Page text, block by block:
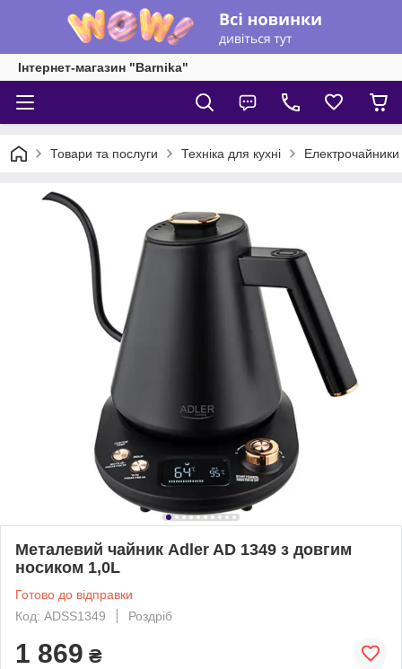
Інтернет-магазин "Barnika"
Товари та послуги Техніка для кухні
Металевий чайник Adler AD 1349 з довгим
носиком 1,0L
Готово до відправки
Код: ADSS1349
Роздріб
1 869 ₴